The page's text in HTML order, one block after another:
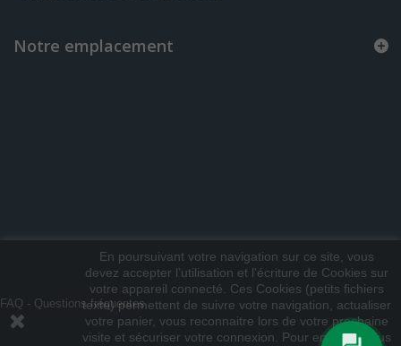
En poursuivant votre navigation sur ce site, vous
devez accepter l’utilisation et l'écriture de Cookies sur
votre appareil connecté. Ces Cookies (petits fichiers
texte) permettent de suivre votre navigation, actualiser
votre panier, vous reconnaitre lors de votre prochaine
visite et sécuriser votre connexion. Pour en savoir plus
Notre emplacement
FAQ - Questions fréquentes